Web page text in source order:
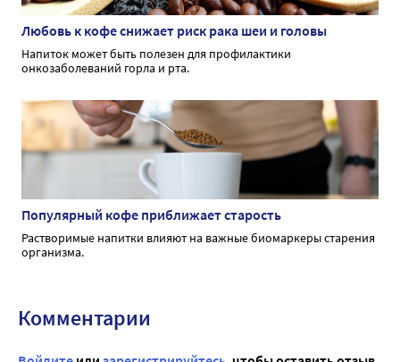
Любовь к кофе снижает риск рака шеи и головы
Напиток может быть полезен для профилактики
онкозаболеваний горла и рта.
Популярный кофе приближает старость
Растворимые напитки влияют на важные биомаркеры старения
организма.
Комментарии